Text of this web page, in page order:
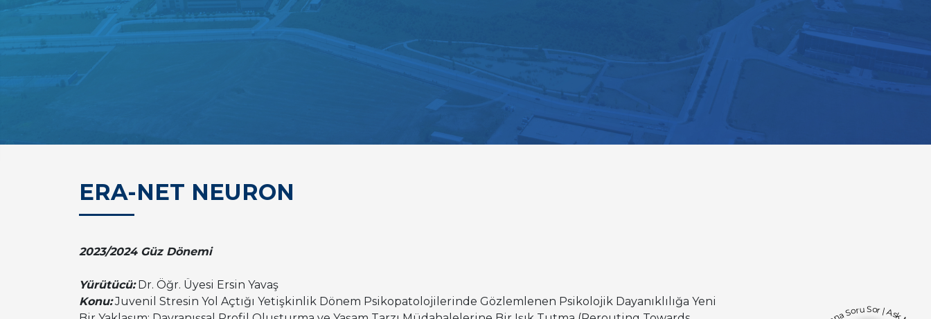
ERA-NET NEURON
2023/2024 Güz Dönemi
Yürütücü: Dr. Öğr. Üyesi Ersin Yavaş
Konu:Juvenil Stresin Yol Açtığı Yetişkinlik Dönem Psikopatolojilerinde Gözlemlenen Psikolojik Dayanıklılığa Yeni